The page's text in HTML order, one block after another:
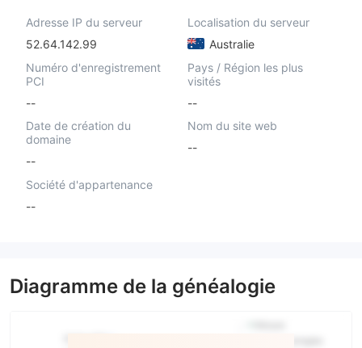
Adresse IP du serveur
52.64.142.99
Localisation du serveur
Australie
Numéro d'enregistrement
PCI
--
Pays / Région les plus
visités
--
Date de création du
domaine
--
Nom du site web
--
Société d'appartenance
--
Diagramme de la généalogie